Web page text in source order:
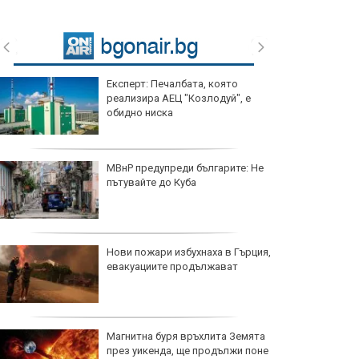
Експерт: Печалбата, която
реализира АЕЦ "Козлодуй", е
обидно ниска
МВнР предупреди българите: Не
пътувайте до Куба
Нови пожари избухнаха в Гърция,
евакуациите продължават
Магнитна буря връхлита Земята
през уикенда, ще продължи поне